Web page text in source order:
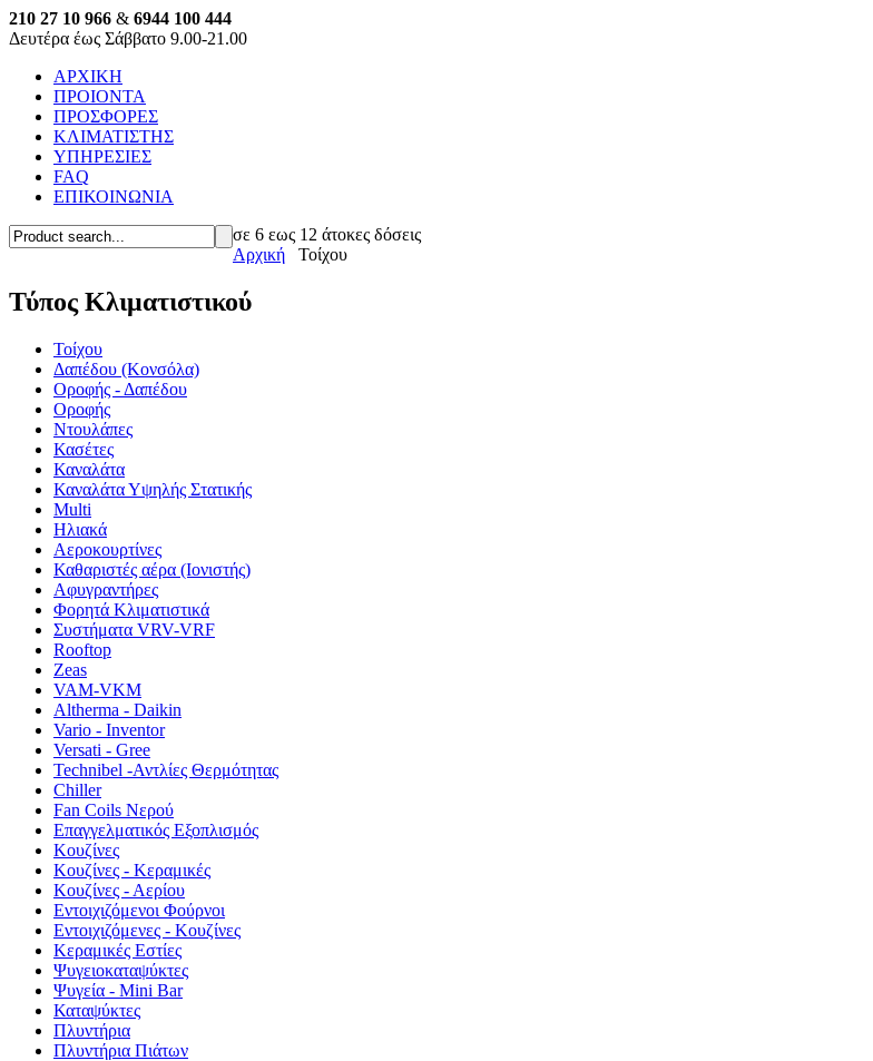
210 27 10 966 & 6944 100 444
Δευτέρα έως Σάββατο 9.00-21.00
ΑΡΧΙΚΗ
ΠΡΟΙΟΝΤΑ
ΠΡΟΣΦΟΡΕΣ
ΚΛΙΜΑΤΙΣΤΗΣ
ΥΠΗΡΕΣΙΕΣ
FAQ
ΕΠΙΚΟΙΝΩΝΙΑ
σε 6 εως 12 άτοκες δόσεις
Αρχική
Τοίχου
Τύπος Κλιματιστικού
Τοίχου
Δαπέδου (Κονσόλα)
Οροφής - Δαπέδου
Οροφής
Ντουλάπες
Κασέτες
Καναλάτα
Καναλάτα Υψηλής Στατικής
Multi
Ηλιακά
Αεροκουρτίνες
Καθαριστές αέρα (Ιονιστής)
Αφυγραντήρες
Φορητά Κλιματιστικά
Συστήματα VRV-VRF
Rooftop
Zeas
VAM-VKM
Altherma - Daikin
Vario - Inventor
Versati - Gree
Technibel -Αντλίες Θερμότητας
Chiller
Fan Coils Νερού
Επαγγελματικός Εξοπλισμός
Κουζίνες
Κουζίνες - Κεραμικές
Κουζίνες - Αερίου
Εντοιχιζόμενοι Φούρνοι
Εντοιχιζόμενες - Κουζίνες
Κεραμικές Εστίες
Ψυγειοκαταψύκτες
Ψυγεία - Mini Bar
Καταψύκτες
Πλυντήρια
Πλυντήρια Πιάτων